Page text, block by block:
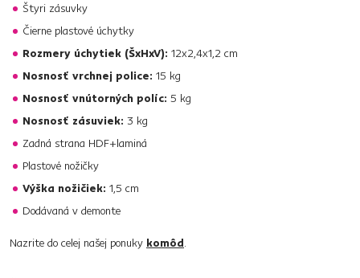
Štyri zásuvky
Čierne plastové úchytky
Rozmery úchytiek (ŠxHxV): 12x2,4x1,2 cm
Nosnosť vrchnej police: 15 kg
Nosnosť vnútorných políc: 5 kg
Nosnosť zásuviek: 3 kg
Zadná strana HDF+laminá
Plastové nožičky
Výška nožičiek: 1,5 cm
Dodávaná v demonte
Nazrite do celej našej ponuky komôd.